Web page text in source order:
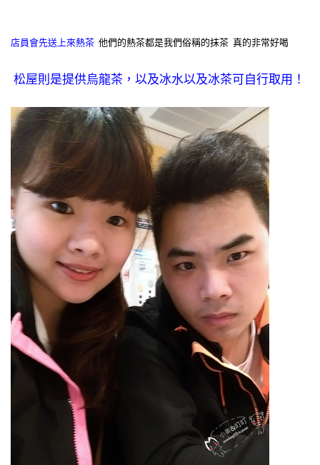
店員會先送上來熱茶 他們的熱茶都是我們俗稱的抹茶 真的非常好喝
松屋則是提供烏龍茶，以及冰水以及冰茶可自行取用！